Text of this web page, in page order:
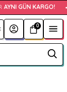
AYNI GÜN KARGO!
0